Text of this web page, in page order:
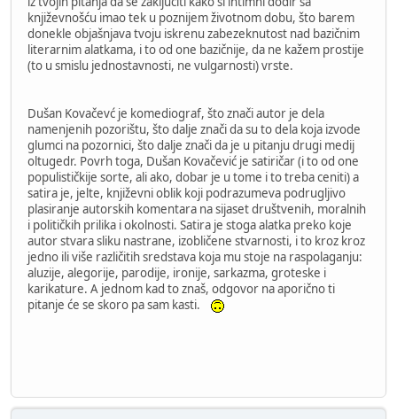
književnošću imao tek u poznijem životnom dobu, što barem
donekle objašnjava tvoju iskrenu zabezeknutost nad bazičnim
literarnim alatkama, i to od one bazičnije, da ne kažem prostije
(to u smislu jednostavnosti, ne vulgarnosti) vrste.
Dušan Kovačevć je komediograf, što znači autor je dela
namenjenih pozorištu, što dalje znači da su to dela koja izvode
glumci na pozornici, što dalje znači da je u pitanju drugi medij
oltugedr. Povrh toga, Dušan Kovačević je satiričar (i to od one
populističkije sorte, ali ako, dobar je u tome i to treba ceniti) a
satira je, jelte, književni oblik koji podrazumeva podrugljivo
plasiranje autorskih komentara na sijaset društvenih, moralnih
i političkih prilika i okolnosti. Satira je stoga alatka preko koje
autor stvara sliku nastrane, izobličene stvarnosti, i to kroz kroz
jedno ili više različitih sredstava koja mu stoje na raspolaganju:
aluzije, alegorije, parodije, ironije, sarkazma, groteske i
karikature. A jednom kad to znaš, odgovor na aporično ti
pitanje će se skoro pa sam kasti.